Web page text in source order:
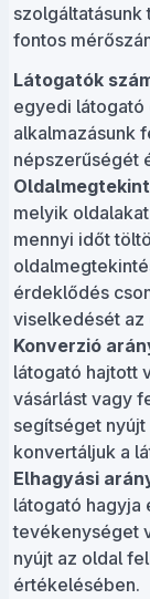
szolgáltatásunk
fontos
Látogatók
egyedi
alkalmazásunk
népszerűségét
melyik
mennyi időt
érdeklődés
viselkedését az
Konverzió
látogató hajtott
vásárlást vagy
segítséget
konvertáljuk a
Elhagyási
látogató hagyja
tevékenységet
nyújt az oldal
értékelésében.